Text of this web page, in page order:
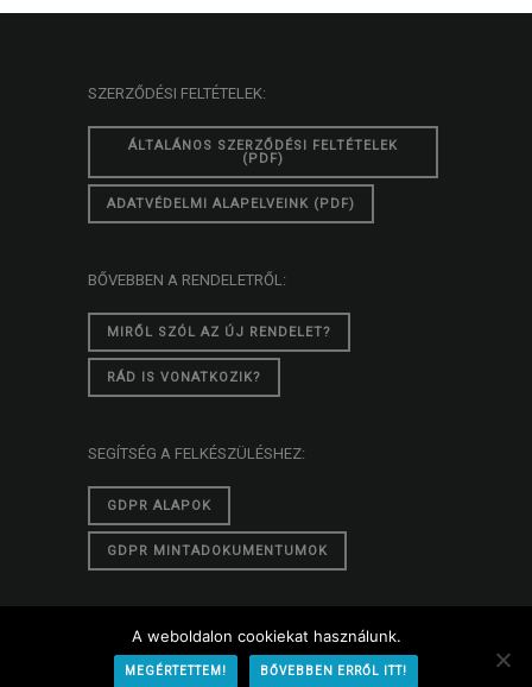
SZERZŐDÉSI FELTÉTELEK:
ÁLTALÁNOS SZERZŐDÉSI FELTÉTELEK
(PDF)
ADATVÉDELMI ALAPELVEINK (PDF)
BŐVEBBEN A RENDELETRŐL:
MIRŐL SZÓL AZ ÚJ RENDELET?
RÁD IS VONATKOZIK?
SEGÍTSÉG A FELKÉSZÜLÉSHEZ:
GDPR ALAPOK
GDPR MINTADOKUMENTUMOK
© 2026 GDPR - Okosan
A weboldalon cookiekat használunk.
MEGÉRTETTEM! BŐVEBBEN ERRŐL ITT!